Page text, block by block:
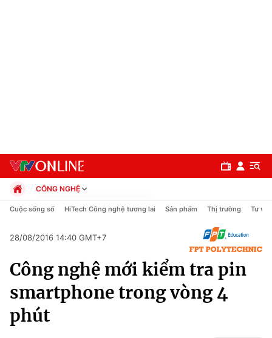
Chính trị
Xã hội
CÔNG NGHỆ
Chính trị
Pháp luật
Thể thao
Truyền hình
Văn hóa - Giải trí
Y tế
Cuộc sống số HiTech Công nghệ tương lai Sản phẩm Thị trường Tư vấn
28/08/2016 14:40 GMT+7
Công nghệ mới kiểm tra pin
smartphone trong vòng 4
phút